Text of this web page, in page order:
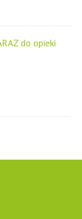
do opieki